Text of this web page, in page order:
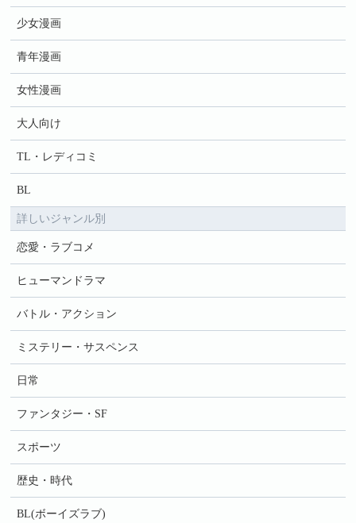
少女漫画
青年漫画
女性漫画
大人向け
TL・レディコミ
BL
詳しいジャンル別
恋愛・ラブコメ
ヒューマンドラマ
バトル・アクション
ミステリー・サスペンス
日常
ファンタジー・SF
スポーツ
歴史・時代
BL(ボーイズラブ)